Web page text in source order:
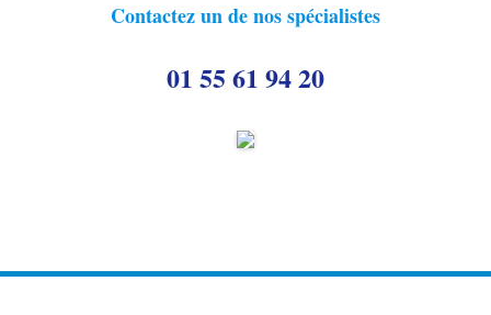
Contactez un de nos spécialistes
01 55 61 94 20